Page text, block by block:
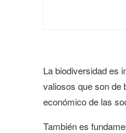
La biodiversidad es
valiosos que son de
económico de las
También es